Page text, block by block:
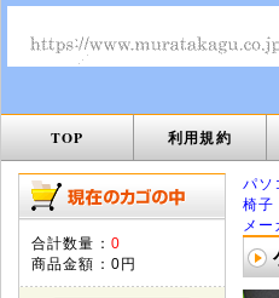
TOP 利用規約
合計数量： 0
商品金額： 0円
パソ
椅子
メ